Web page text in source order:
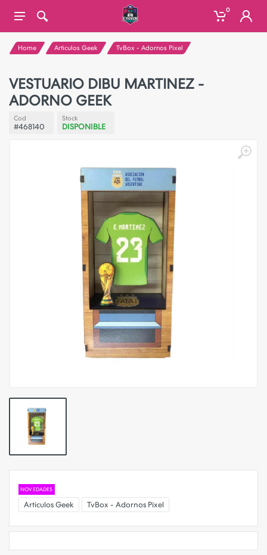
0
Home Articulos Geek TvBox - Adornos Pixel
VESTUARIO DIBU MARTINEZ -
ADORNO GEEK
Cod
#468140
Stock
DISPONIBLE
NOVEDADES
Articulos Geek TvBox - Adornos Pixel